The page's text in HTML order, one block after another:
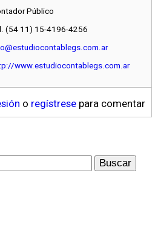
Público
(54 11) 15-4196-4256
www.estudiocontablegs.com.ar
o regístrese para comentar